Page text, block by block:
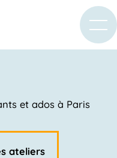
et ados à Paris
ateliers